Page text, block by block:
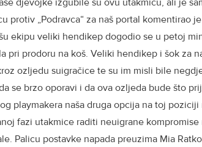
djevojke izgubile su ovu utakmicu, ali je
protiv „Podravca“ za naš portal komentirao
ekipu veliki hendikep dogodio se u petoj
pri prodoru na koš. Veliki hendikep i šok za
ozljedu suigračice te su im misli bile
se brzo oporavi i da ova ozljeda bude što
playmakera naša druga opcija na toj
fazi utakmice raditi neuigrane
Palicu postavke napada preuzima Mia